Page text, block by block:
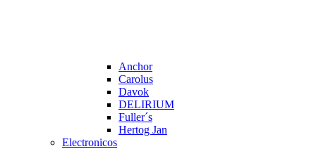
Anchor
Carolus
Davok
DELIRIUM
Fuller´s
Hertog Jan
Electronicos